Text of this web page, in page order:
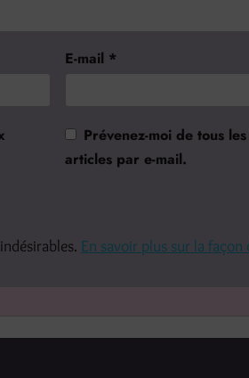
E-mail *
Prévenez-moi de tous
articles par e-mail.
En savoir plus sur la